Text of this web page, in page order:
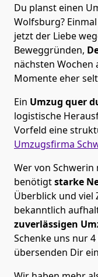
Du planst einen
Wolfsburg?
jetzt der Liebe
Beweggründen,
nächsten
Momente eher
Ein Umzug quer
logistische
Vorfeld eine
Umzugsfirma
Wer von
benötigtstarke
Überblick und viel
bekanntlich
zuverlässigen
Schenke uns nur4
übersenden Dir